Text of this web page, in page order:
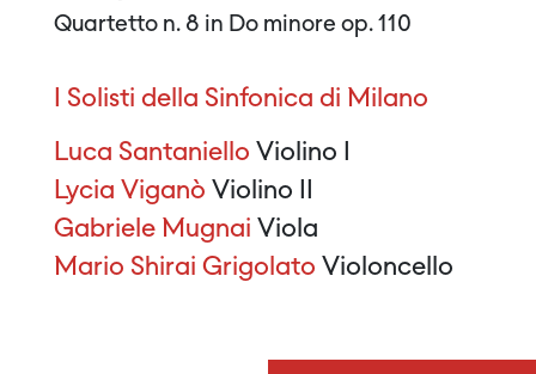
Quartetto n. 8 in Do minore op. 110
I Solisti della Sinfonica di Milano
Luca Santaniello Violino I
Lycia Viganò Violino II
Gabriele Mugnai Viola
Mario Shirai Grigolato Violoncello